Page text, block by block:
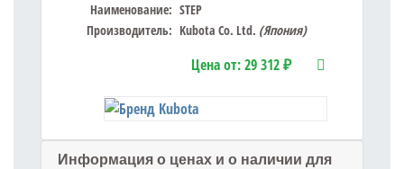
Наименование: STEP
Производитель: Kubota Co. Ltd. (Япония)
Цена от:29 312 ₽
Информация о ценах и о наличии для